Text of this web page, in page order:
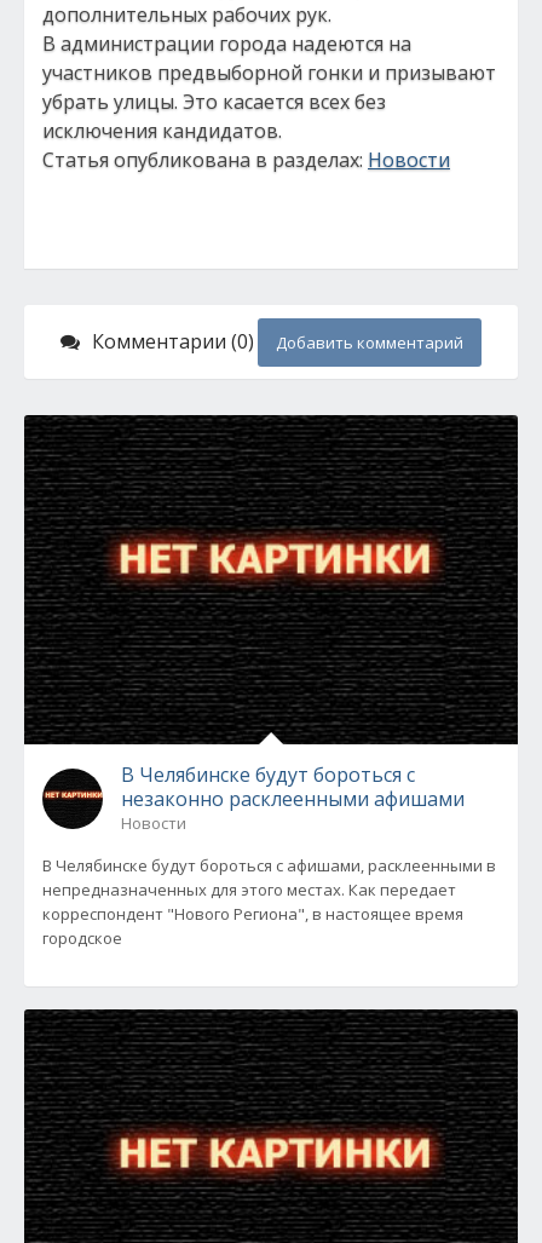
дополнительных рабочих рук.
В администрации города надеются на
участников предвыборной гонки и призывают
убрать улицы. Это касается всех без
исключения кандидатов.
Статья опубликована в разделах: Новости
Комментарии (0) Добавить комментарий
В Челябинске будут бороться с
незаконно расклеенными афишами
Новости
В Челябинске будут бороться с афишами, расклеенными в
непредназначенных для этого местах. Как передает
корреспондент "Нового Региона", в настоящее время
городское